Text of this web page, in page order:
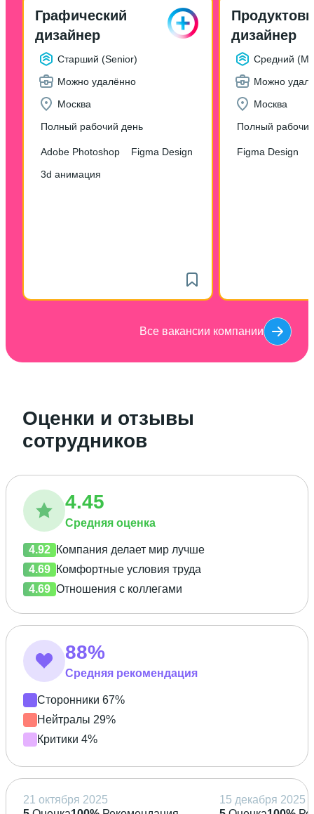
Графический
дизайнер
Старший (Senior)
Можно удалённо
Москва
Полный рабочий день
Adobe Photoshop
Figma Design
3d анимация
дизайнер
Средний
Можно
Москва
Полный
Figma Design
Все вакансии компании
Оценки и отзывы
сотрудников
4.45
Средняя оценка
4.92 Компания делает мир лучше
4.69 Комфортные условия труда
4.69 Отношения с коллегами
88%
Средняя рекомендация
Сторонники 67%
Нейтралы 29%
Критики 4%
21 октября 2025
15 декабря 2025